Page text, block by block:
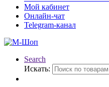
Мой кабинет
Онлайн-чат
Telegram-канал
Search
Искать: